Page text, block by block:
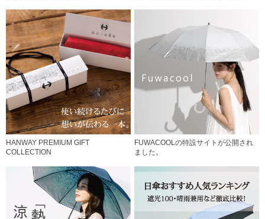
HANWAY PREMIUM GIFT
COLLECTION
FUWACOOLの特設サイトが公開され
ました。